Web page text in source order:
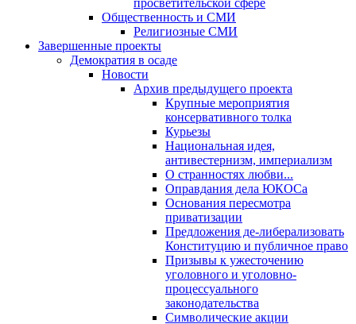
просветительской сфере
Общественность и СМИ
Религиозные СМИ
Завершенные проекты
Демократия в осаде
Новости
Архив предыдущего проекта
Крупные мероприятия
консервативного толка
Курьезы
Национальная идея,
антивестернизм, империализм
О странностях любви...
Оправдания дела ЮКОСа
Основания пересмотра
приватизации
Предложения де-либерализовать
Конституцию и публичное право
Призывы к ужесточению
уголовного и уголовно-
процессуального
законодательства
Символические акции